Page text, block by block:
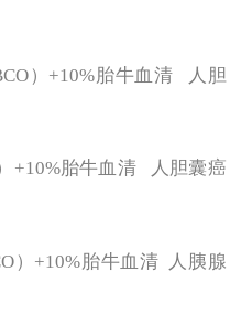
）+10%胎牛血清 人胆
+10%胎牛血清 人胆囊癌
）+10%胎牛血清 人胰腺